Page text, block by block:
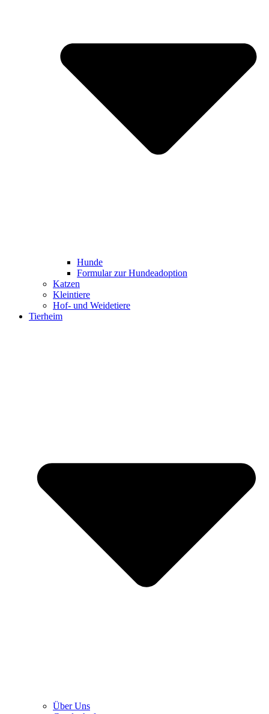
Hunde
Formular zur Hundeadoption
Katzen
Kleintiere
Hof- und Weidetiere
Tierheim
Über Uns